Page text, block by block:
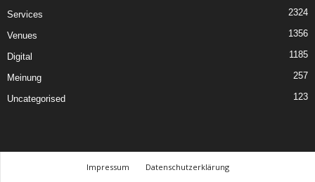
Services 2324
Venues 1356
Digital 1185
Meinung 257
Uncategorised 123
Impressum
Datenschutzerklärung